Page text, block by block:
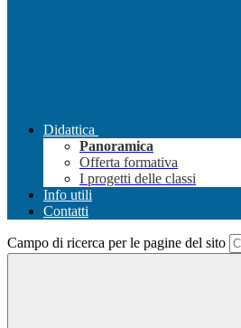
Didattica
Panoramica
Offerta formativa
I progetti delle classi
Info utili
Contatti
Campo di ricerca per le pagine del sito